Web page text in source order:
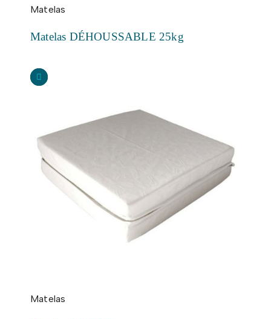
Matelas
Matelas DÉHOUSSABLE 25kg
Matelas